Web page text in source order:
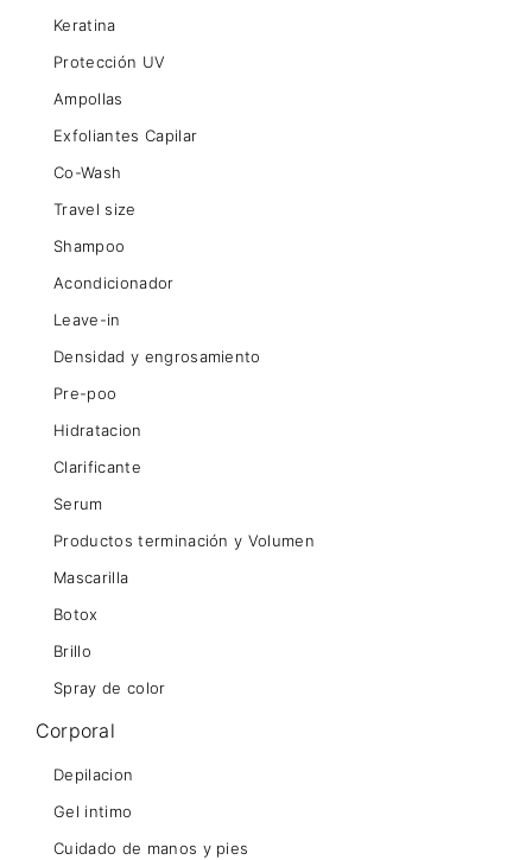
Keratina
Protección UV
Ampollas
Exfoliantes Capilar
Co-Wash
Travel size
Shampoo
Acondicionador
Leave-in
Densidad y engrosamiento
Pre-poo
Hidratacion
Clarificante
Serum
Productos terminación y Volumen
Mascarilla
Botox
Brillo
Spray de color
Corporal
Depilacion
Gel intimo
Cuidado de manos y pies